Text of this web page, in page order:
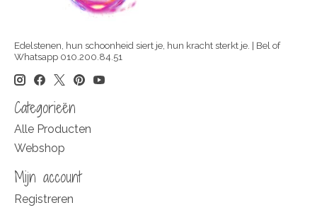
Edelstenen, hun schoonheid siert je, hun kracht sterkt je. | Bel of
Whatsapp 010.200.84.51
Categorieën
Alle Producten
Webshop
Mijn account
Registreren